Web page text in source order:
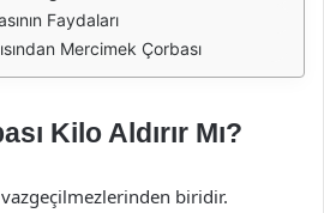
Faydaları
Mercimek Çorbası
Kilo Aldırır Mı?
biridir.